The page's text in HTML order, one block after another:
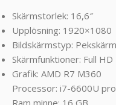
Skärmstorlek: 16,6″
Upplösning: 1920×1080
Bildskärmstyp: Pekskärm
Skärmfunktioner: Full HD
Grafik: AMD R7 M360
Processor: i7-6600U